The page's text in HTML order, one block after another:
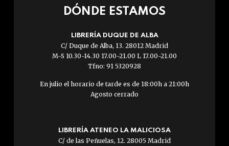
DÓNDE ESTAMOS
LIBRERÍA DUQUE DE ALBA
C/ Duque de Alba, 13. 28012 Madrid
M-S 10.30-14.30 17.00-21.00 L 17.00-21.00
Tfno: 91 5320928
En julio el horario de tarde es de 18:00h a 21:00h
Agosto cerrado
LIBRERÍA ATENEO LA MALICIOSA
C/ de las Peñuelas, 12. 28005 Madrid